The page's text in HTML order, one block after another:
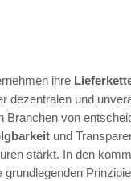
ihre
dezentralen und
Branchen von
und
stärkt. In den
grundlegenden